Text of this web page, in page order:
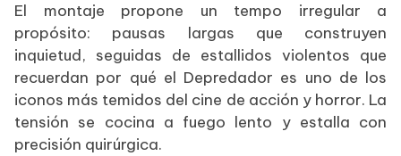
El montaje propone un tempo irregular a
propósito: pausas largas que construyen
inquietud, seguidas de estallidos violentos que
recuerdan por qué el Depredador es uno de los
iconos más temidos del cine de acción y horror. La
tensión se cocina a fuego lento y estalla con
precisión quirúrgica.